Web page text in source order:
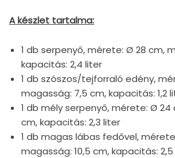
A készlet tartalma:
1 db serpenyő, mérete: Ø 28 cm,
kapacitás: 2,4 liter
1 db szószos/tejforraló edény,
magasság: 7,5 cm, kapacitás: 1,2
1 db mély serpenyő, mérete: Ø 24
cm, kapacitás: 2,3 liter
1 db magas lábas fedővel,
magasság: 10,5 cm, kapacitás: